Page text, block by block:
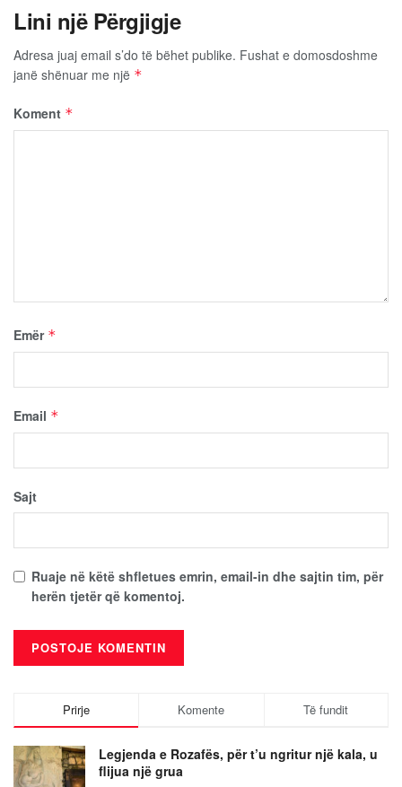
Lini një Përgjigje
Adresa juaj email s’do të bëhet publike. Fushat e domosdoshme
janë shënuar me një *
Koment *
Emër *
Email *
Sajt
Ruaje në këtë shfletues emrin, email-in dhe sajtin tim, për
herën tjetër që komentoj.
Prirje Komente Të fundit
Legjenda e Rozafës, për t’u ngritur një kala, u
flijua një grua